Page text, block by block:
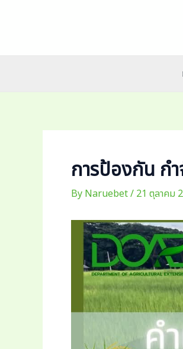
การป้องกัน ก
By Naruebet/ 21 ตุลาคม